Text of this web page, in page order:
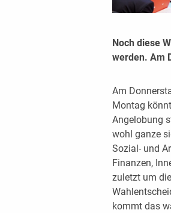
Noch diese
werden. Am
Am
Montag
Angelobung
wohl ganze
Sozial- und
Finanzen,
zuletzt um
kommt das